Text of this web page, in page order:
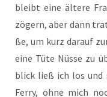
bleibt eine älte­re
zögern, aber dann
ße, um kurz dar­auf
eine Tüte Nüs­se zu
blick ließ ich los und
Fer­ry, ohne mich